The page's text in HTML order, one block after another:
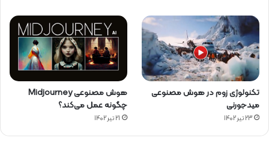
تکنولوژی زوم در هوش مصنوعی
میدجورنی
23 تیر 1402
هوش مصنوعی Midjourney
چگونه عمل می‌کند؟
21 تیر 1402